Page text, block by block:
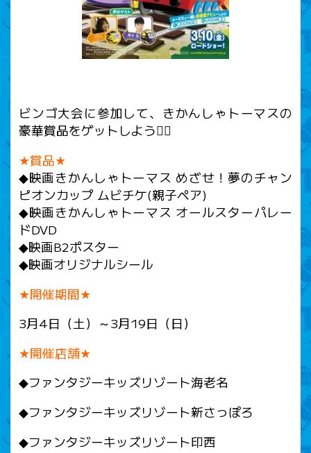
ビンゴ大会に参加して、きかんしゃトーマスの
豪華賞品をゲットしよう✊🏻
★賞品★
◆映画きかんしゃトーマス めざせ！夢のチャン
ピオンカップ ムビチケ(親子ペア)
◆映画きかんしゃトーマス オールスターパレー
ドDVD
◆映画B2ポスター
◆映画オリジナルシール
★開催期間★
3月4日（土）～3月19日（日）
★開催店舗★
◆ファンタジーキッズリゾート海老名
◆ファンタジーキッズリゾート新さっぽろ
◆ファンタジーキッズリゾート印西